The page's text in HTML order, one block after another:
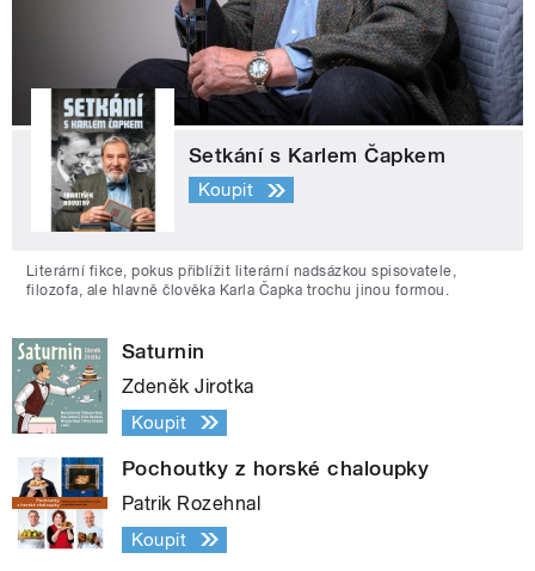
Setkání s Karlem Čapkem
Koupit
Literární fikce, pokus přiblížit literární nadsázkou spisovatele,
filozofa, ale hlavně člověka Karla Čapka trochu jinou formou.
Saturnin
Zdeněk Jirotka
Koupit
Pochoutky z horské chaloupky
Patrik Rozehnal
Koupit